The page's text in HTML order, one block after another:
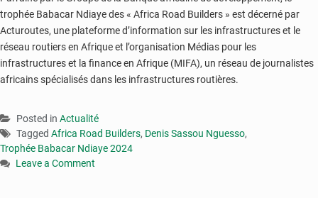
trophée Babacar Ndiaye des « Africa Road Builders » est décerné par
Acturoutes, une plateforme d’information sur les infrastructures et le
réseau routiers en Afrique et l’organisation Médias pour les
infrastructures et la finance en Afrique (MIFA), un réseau de journalistes
africains spécialisés dans les infrastructures routières.
Posted in Actualité
Tagged Africa Road Builders, Denis Sassou Nguesso,
Trophée Babacar Ndiaye 2024
Leave a Comment